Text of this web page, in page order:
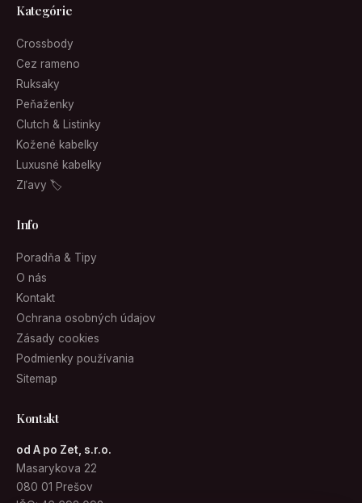
Kategórie
Crossbody
Cez rameno
Ruksaky
Peňaženky
Clutch & Listinky
Kožené kabelky
Luxusné kabelky
Zľavy 🏷
Info
Poradňa & Tipy
O nás
Kontakt
Ochrana osobných údajov
Zásady cookies
Podmienky používania
Sitemap
Kontakt
od A po Zet, s.r.o.
Masarykova 22
080 01 Prešov